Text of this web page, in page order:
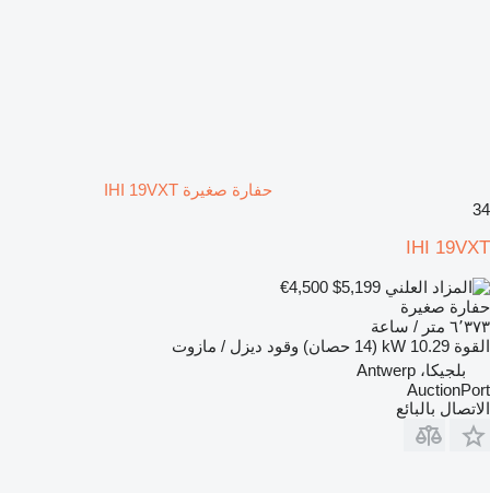
حفارة صغيرة IHI 19VXT
34
IHI 19VXT
€4,500
حفارة صغيرة
٦٬٣٧٣ متر / ساعة
القوة 10.29 kW (14 حصان) وقود ديزل / مازوت
بلجيكا، Antwerp
AuctionPort
الاتصال بالبائع